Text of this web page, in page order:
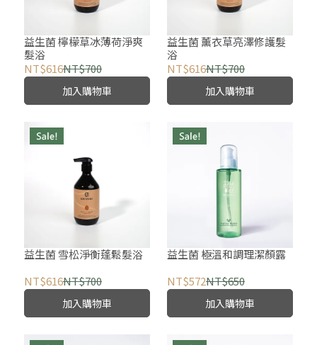
益生菌 檸檬草冰薄荷淨爽
髮浴
NT$616NT$700
加入購物車
益生菌 薰衣草亮澤修護髮
浴
NT$616NT$700
加入購物車
益生菌 雪松淨衡蓬鬆髮浴
NT$616NT$700
加入購物車
益生菌 極溫和調理潔顏露
NT$572NT$650
加入購物車